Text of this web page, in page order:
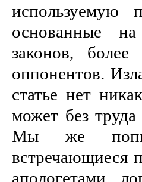
используемую
основанные
законов,
оппонентов.
статье нет
может без
Мы же
встречающиеся
апологетами